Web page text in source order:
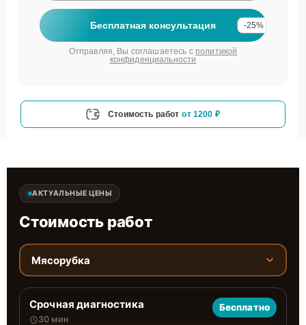
Бесплатная консультация -25%
Отправляя, Вы соглашаетесь с политикой
конфиденциальности
Стоимость работ от 1200 ₽
АКТУАЛЬНЫЕ ЦЕНЫ
Стоимость работ
Мясорубка
Срочная диагностика
30 мин
Бесплатно